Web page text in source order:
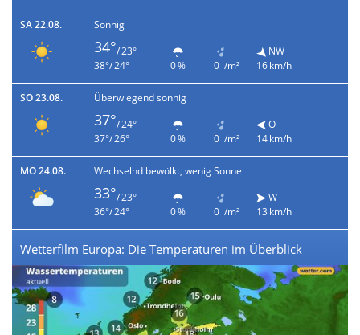
SA 22.08. Sonnig
34°/ 23°
38°/ 24°
0 % 0 l/m²
NW
16 km/h
SO 23.08. Überwiegend sonnig
37°/ 24°
37°/ 26°
0 % 0 l/m²
O
14 km/h
MO 24.08. Wechselnd bewölkt, wenig Sonne
33°/ 23°
36°/ 24°
0 % 0 l/m²
W
13 km/h
Wetterfilm Europa: Die Temperaturen im Überblick